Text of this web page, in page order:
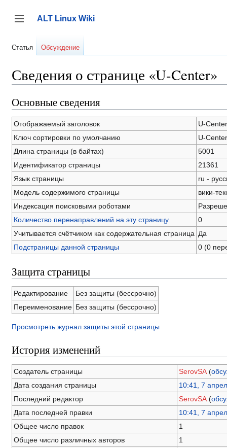
содержанию
Переключить боковую панель
ALT Linux Wiki
Статья Обсуждение
Сведения о странице «U-Center»
Основные сведения
Отображаемый заголовок
U-Center
Ключ сортировки по умолчанию
U-Center
Длина страницы (в байтах)
5001
Идентификатор страницы
21361
Язык страницы
ru -
Модель содержимого страницы
вики-
Индексация поисковыми роботами
Количество перенаправлений на эту страницу
0
Учитывается счётчиком как содержательная страница Да
Подстраницы данной страницы
0 (0
Защита страницы
Редактирование
Без защиты (бессрочно)
Переименование Без защиты (бессрочно)
Просмотреть журнал защиты этой страницы
История изменений
Создатель страницы SerovSA (
Дата создания страницы
10:41, 7
Последний редактор
SerovSA (
Дата последней правки
10:41, 7
Общее число правок
1
Общее число различных авторов
1